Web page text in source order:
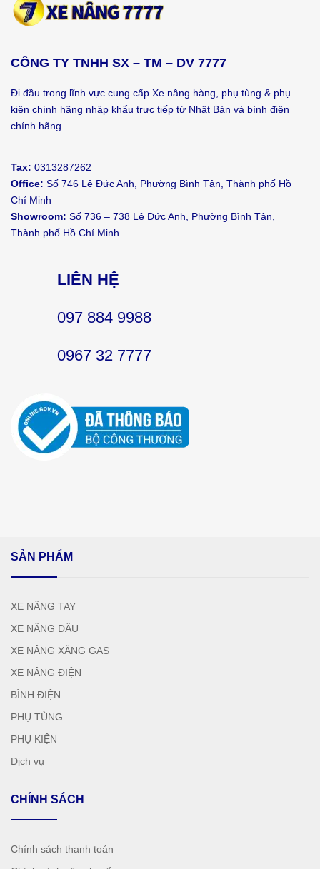
CÔNG TY TNHH SX – TM – DV 7777
Đi đầu trong lĩnh vực cung cấp Xe nâng hàng, phụ tùng & phụ
kiện chính hãng nhập khẩu trực tiếp từ Nhật Bản và bình điện
chính hãng.
Tax: 0313287262
Office: Số 746 Lê Đức Anh, Phường Bình Tân, Thành phố Hồ
Chí Minh
Showroom: Số 736 – 738 Lê Đức Anh, Phường Bình Tân,
Thành phố Hồ Chí Minh
LIÊN HỆ
097 884 9988
0967 32 7777
SẢN PHẨM
XE NÂNG TAY
XE NÂNG DẦU
XE NÂNG XĂNG GAS
XE NÂNG ĐIỆN
BÌNH ĐIỆN
PHỤ TÙNG
PHỤ KIỆN
Dịch vụ
CHÍNH SÁCH
Chính sách thanh toán